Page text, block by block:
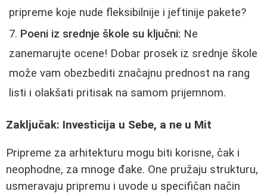
pripreme koje nude fleksibilnije i jeftinije pakete?
Poeni iz srednje škole su ključni: Ne
zanemarujte ocene! Dobar prosek iz srednje škole
može vam obezbediti značajnu prednost na rang
listi i olakšati pritisak na samom prijemnom.
Zaključak: Investicija u Sebe, a ne u Mit
Pripreme za arhitekturu mogu biti korisne, čak i
neophodne, za mnoge đake. One pružaju strukturu,
usmeravaju pripremu i uvode u specifičan način